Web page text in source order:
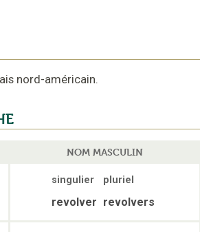
nord-américain.
NOM MASCULIN
singulier pluriel
revolver revolvers